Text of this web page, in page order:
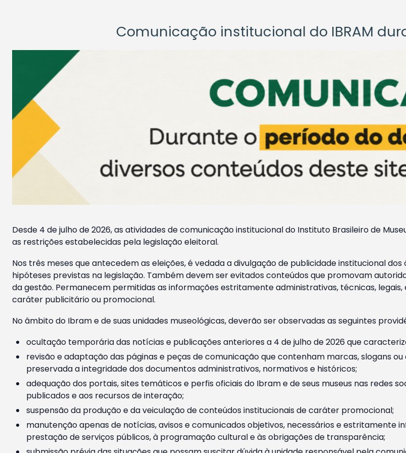
Comunicação institucional do IBRAM
Desde 4 de julho de 2026, as atividades de comunicação institucional do Instituto Brasileiro de
as restrições estabelecidas pela legislação eleitoral.
Nos três meses que antecedem as eleições, é vedada a divulgação de publicidade institucional
hipóteses previstas na legislação. Também devem ser evitados conteúdos que promovam
da gestão. Permanecem permitidas as informações estritamente administrativas, técnicas,
caráter publicitário ou promocional.
No âmbito do Ibram e de suas unidades museológicas, deverão ser observadas as seguintes
ocultação temporária das notícias e publicações anteriores a 4 de julho de 2026 que
revisão e adaptação das páginas e peças de comunicação que contenham marcas, slogans
preservada a integridade dos documentos administrativos, normativos e históricos;
adequação dos portais, sites temáticos e perfis oficiais do Ibram e de seus museus nas redes
publicados e aos recursos de interação;
suspensão da produção e da veiculação de conteúdos institucionais de caráter promocional;
manutenção apenas de notícias, avisos e comunicados objetivos, necessários e estritamente
prestação de serviços públicos, à programação cultural e às obrigações de transparência;